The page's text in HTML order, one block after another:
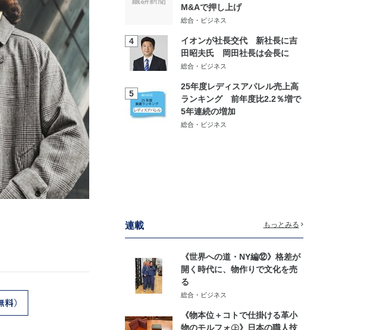
M&Aで押し上げ
総合・ビジネス
4
イオンが社長交代 新社長に吉
田昭夫氏 岡田社長は会長に
総合・ビジネス
5
25年度レディスアパレル売上高
ランキング 前年度比2.2％増で
5年連続の増加
総合・ビジネス
連載 もっとみる
《世界への道・NY編⑫》格差が
開く時代に、物作りで文化を売
る
総合・ビジネス
《物本位＋コトで仕掛ける革小
物のモルフォ㊤》日本の職人技